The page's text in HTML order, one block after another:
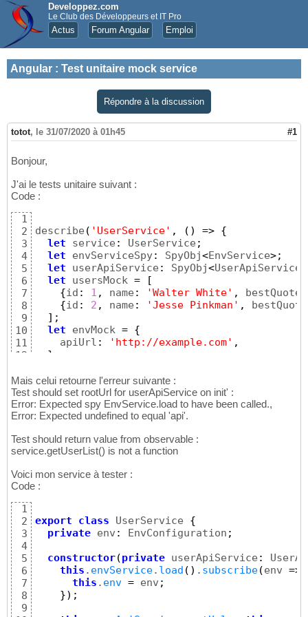
Developpez.com
Le Club des Développeurs et IT Pro
Actus Forum Angular Emploi
Angular : Test unitaire mock service
Répondre à la discussion
totot, le 31/07/2020 à 01h45 #1
Bonjour,
J'ai le tests unitaire suivant :
Code :
1
2
3
4
5
6
7
8
9
10
11
12
14
15
16
17
19
20
22
23
24
25
26
27
28
29
30
31
32
describe ( 'UserService' , ( ) => {
let service : UserService ;
let envServiceSpy: SpyObj<EnvService>;
let userApiService : SpyObj<UserApiService
let usersMock =
[
{id : 1 , name : 'Walter White' , bestQuote
{id : 2 , name : 'Jesse Pinkman' , bestQuote
] ;
let envMock = {
    apiUrl
: 'http://example.com' ,
}
  beforeEach
(() => {
// It is a good idea to re-initiate the
// That way you also do not need to call
    envServiceSpy
= createSpyObj
    userApiService
= createSpyObj
    TestBed.
        UserService
,
{
provide: EnvService, useValue
UserApiService
],
});
    service
TestBed.
;
Mais celui retourne l'erreur suivante :
Test should set rootUrl for userApiService on init' :
Error: Expected spy EnvService.load to have been called.,
Error: Expected undefined to equal 'api'.
Test should return value from observable :
service.getUserList() is not a function
Voici mon service à tester :
Code :
1
2
3
4
5
6
7
8
9
export class UserService {
private env : EnvConfiguration ;
constructor(private userApiService :
this . envService. load ( ) . subscribe(env =>
this . env = env ;
}) ;